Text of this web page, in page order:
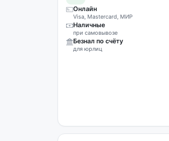
Онлайн
Visa, Mastercard, МИР
Наличные
при самовывозе
Безнал по счёту
для юрлиц